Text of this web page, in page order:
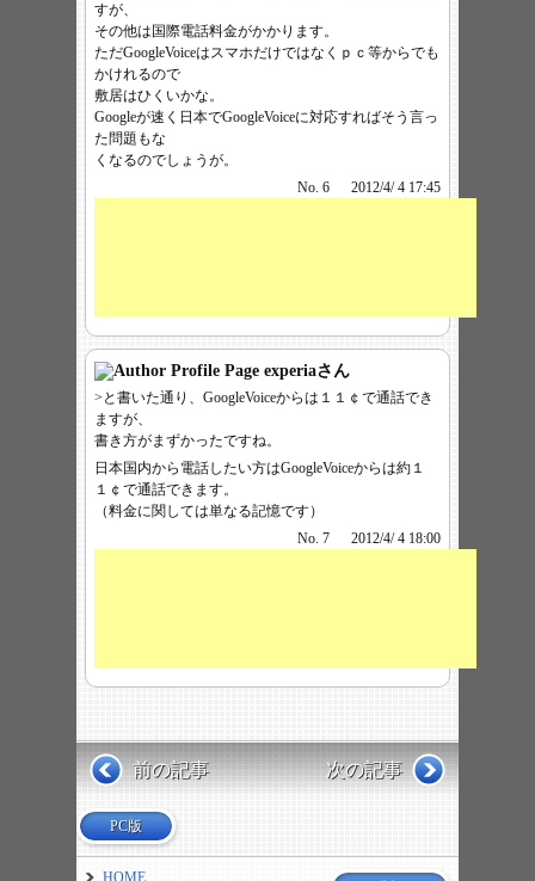
すが、
その他は国際電話料金がかかります。
ただGoogleVoiceはスマホだけではなくｐｃ等からでも
かけれるので
敷居はひくいかな。
Googleが速く日本でGoogleVoiceに対応すればそう言っ
た問題もな
くなるのでしょうが。
No. 6
2012/4/ 4 17:45
experiaさん
>と書いた通り、GoogleVoiceからは１１￠で通話でき
ますが、
書き方がまずかったですね。
日本国内から電話したい方はGoogleVoiceからは約１
１￠で通話できます。
（料金に関しては単なる記憶です）
No. 7
2012/4/ 4 18:00
前の記事 次の記事
PC版